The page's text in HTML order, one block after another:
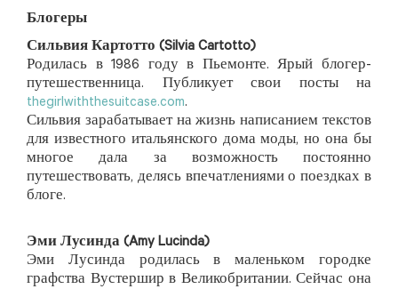
Блогеры
Сильвия Картотто (Silvia Cartotto)
Родилась в 1986 году в Пьемонте. Ярый блогер-
путешественница. Публикует свои посты на
thegirlwiththesuitcase.com.
Сильвия зарабатывает на жизнь написанием текстов
для известного итальянского дома моды, но она бы
многое дала за возможность постоянно
путешествовать, делясь впечатлениями о поездках в
блоге.
Эми Лусинда (Amy Lucinda)
Эми Лусинда родилась в маленьком городке
графства Вустершир в Великобритании. Сейчас она